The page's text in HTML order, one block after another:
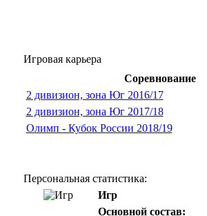
Игровая карьера
Соревнование
2 дивизион, зона Юг 2016/17
2 дивизион, зона Юг 2017/18
Олимп - Кубок России 2018/19
Персональная статистика:
Игр
Основной состав: